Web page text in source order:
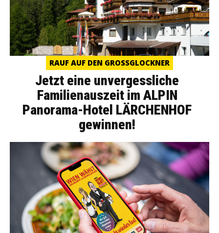
RAUF AUF DEN GROSSGLOCKNER
Jetzt eine unvergessliche
Familienauszeit im ALPIN
Panorama-Hotel LÄRCHENHOF
gewinnen!